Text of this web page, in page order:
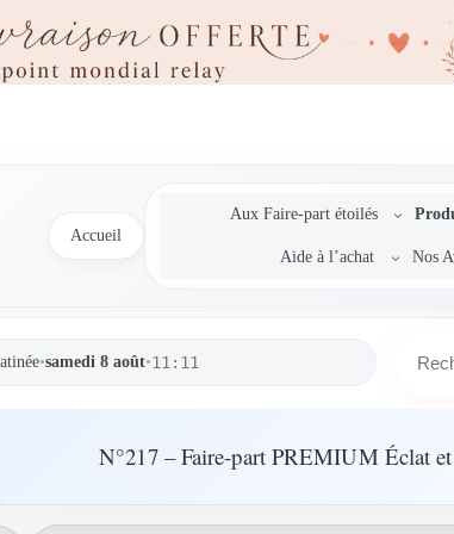
Accueil
Aux Faire-part étoilés
Aide à l’achat Nos
•samedi 8 août•11:11
e
r
h
N°217 – Faire-part PREMIUM Éclat